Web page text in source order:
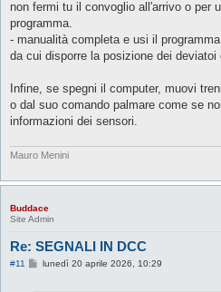
non fermi tu il convoglio all'arrivo o per
programma.
- manualità completa e usi il
da cui disporre la posizione dei
Infine, se spegni il computer, muovi
o dal suo comando palmare come se
informazioni dei sensori.
Mauro Menini
Buddace
Site Admin
Re: SEGNALI IN DCC
#11
Mlunedì 20 aprile 2026, 10:29